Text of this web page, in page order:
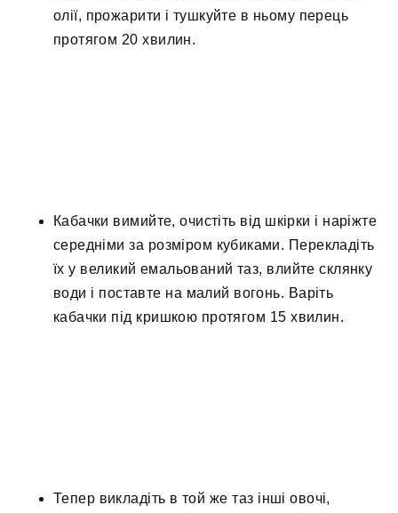
олії, прожарити і тушкуйте в ньому перець
протягом 20 хвилин.
Кабачки вимийте, очистіть від шкірки і наріжте
середніми за розміром кубиками. Перекладіть
їх у великий емальований таз, влийте склянку
води і поставте на малий вогонь. Варіть
кабачки під кришкою протягом 15 хвилин.
Тепер викладіть в той же таз інші овочі,